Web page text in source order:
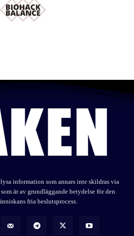
information som annars inte skildras via
är av grundläggande betydelse för den
fria beslutsprocess.